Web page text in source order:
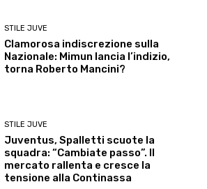
STILE JUVE
Clamorosa indiscrezione sulla
Nazionale: Mimun lancia l’indizio,
torna Roberto Mancini?
STILE JUVE
Juventus, Spalletti scuote la
squadra: “Cambiate passo”. Il
mercato rallenta e cresce la
tensione alla Continassa